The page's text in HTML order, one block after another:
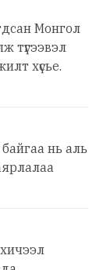
Монгол
түгээвэл
хүсье.
байгаа нь аль